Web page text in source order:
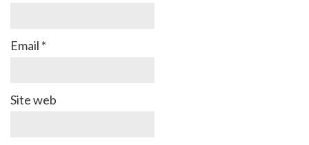
Email *
Site web